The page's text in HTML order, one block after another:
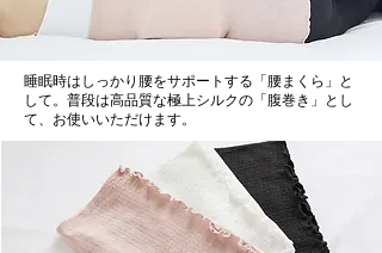
睡眠時はしっかり腰をサポートする「腰まくら」と
して。普段は高品質な極上シルクの「腹巻き」とし
て、お使いいただけます。